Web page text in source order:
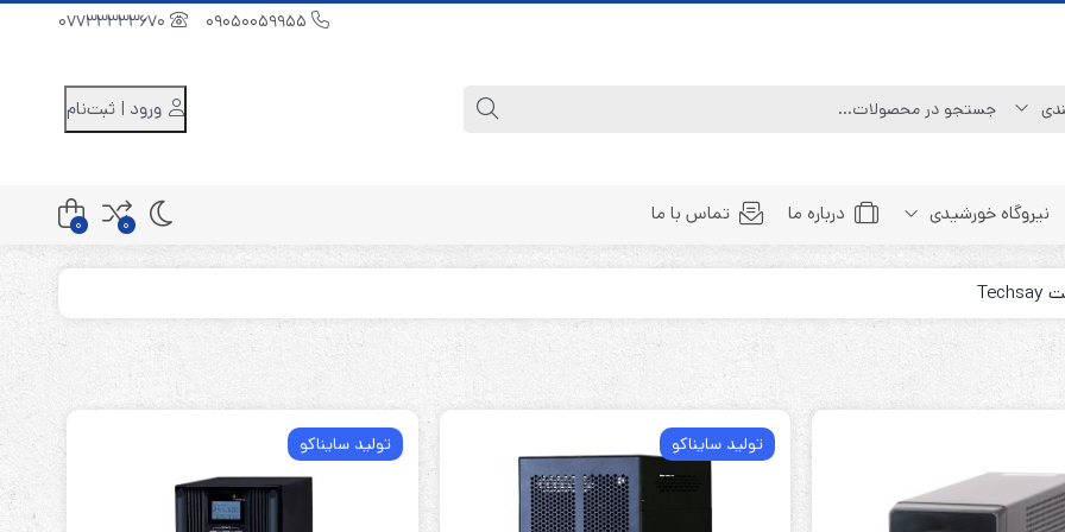
ورود | ثبت‌نام
Line Interactive (Simulated Sine Wave)
Line Interactive (Pure Sine Wave)
Double Conversion (1:1)
کابینت باتری 48 ولت
کابینت باتری 96 ولت
کابینت باتری 240 ولت
نیروگاه خورشیدی درباره ما تماس با ما
0
0
تولید سایناکو تولید سایناکو